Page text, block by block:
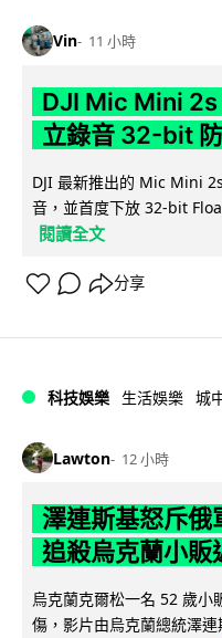
Vin 11 小時
DJI Mic Mini 2s
立錄音 32-bit
DJI 最新推出的 Mic Mini
音，並首度下放 32-bit
閱讀全文
分享
科技娛樂 生活娛樂 城
Lawton 12 小時
澤連斯基怒斥俄
追殺烏克蘭小
烏克蘭克爾松一名 52 歲小
傷，影片由烏克蘭總統澤